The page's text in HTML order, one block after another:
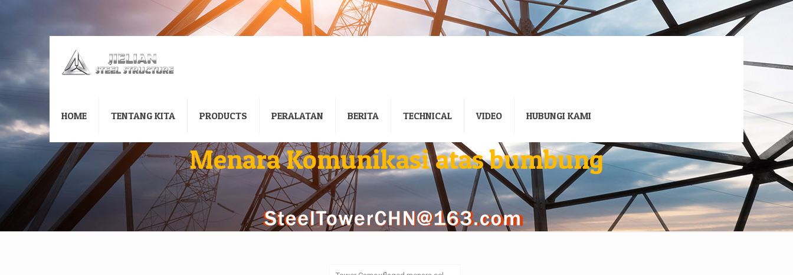
HOME TENTANG KITA PRODUCTS PERALATAN BERITA TECHNICAL VIDEO HUBUNGI KAMI
Menara Komunikasi atas bumbung